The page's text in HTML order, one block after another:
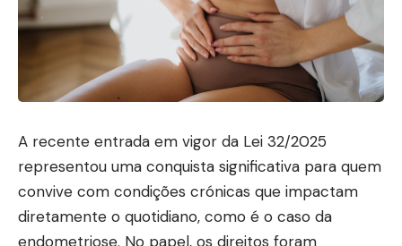
A recente entrada em vigor da Lei 32/2025
representou uma conquista significativa para quem
convive com condições crónicas que impactam
diretamente o quotidiano, como é o caso da
endometriose. No papel, os direitos foram